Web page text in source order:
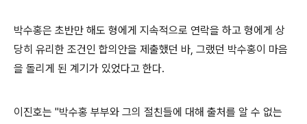
박수홍은 초반만 해도 형에게 지속적으로 연락을 하고 형에게 상
당히 유리한 조건인 합의안을 제출했던 바, 그랬던 박수홍이 마음
을 돌리게 된 계기가 있었다고 한다.
이진호는 "박수홍 부부와 그의 절친들에 대해 출처를 알 수 없는